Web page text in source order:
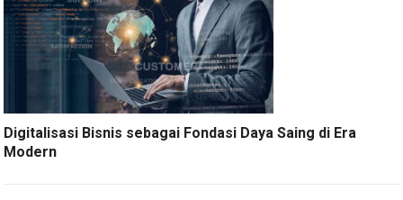
Digitalisasi Bisnis sebagai Fondasi Daya Saing di Era
Modern